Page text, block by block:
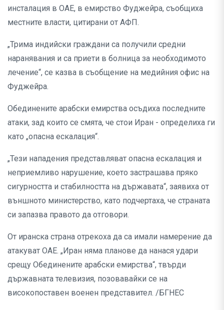
инсталация в ОАЕ, в емирство Фуджейра, съобщиха
местните власти, цитирани от АФП.
„Трима индийски граждани са получили средни
наранявания и са приети в болница за необходимото
лечение“, се казва в съобщение на медийния офис на
Фуджейра.
Обединените арабски емирства осъдиха последните
атаки, зад които се смята, че стои Иран - определиха ги
като „опасна ескалация“.
„Тези нападения представляват опасна ескалация и
неприемливо нарушение, което застрашава пряко
сигурността и стабилността на държавата“, заявиха от
външното министерство, като подчертаха, че страната
си запазва правото да отговори.
От иранска страна отрекоха да са имали намерение да
атакуват ОАЕ. „Иран няма планове да нанася удари
срещу Обединените арабски емирства“, твърди
държавната телевизия, позовавайки се на
високопоставен военен представител. /БГНЕС